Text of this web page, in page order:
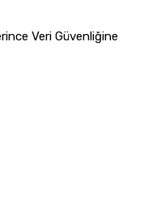
Veri Güvenliğine